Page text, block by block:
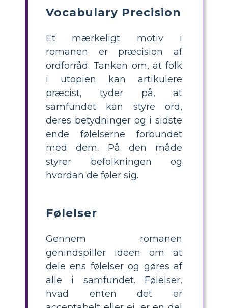
Vocabulary Precision
Et mærkeligt motiv i
romanen er præcision af
ordforråd. Tanken om, at folk
i utopien kan artikulere
præcist, tyder på, at
samfundet kan styre ord,
deres betydninger og i sidste
ende følelserne forbundet
med dem. På den måde
styrer befolkningen og
hvordan de føler sig.
Følelser
Gennem romanen
genindspiller ideen om at
dele ens følelser og gøres af
alle i samfundet. Følelser,
hvad enten det er